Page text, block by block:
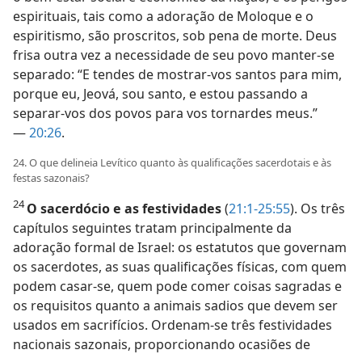
espirituais, tais como a adoração de Moloque e o
espiritismo, são proscritos, sob pena de morte. Deus
frisa outra vez a necessidade de seu povo manter-se
separado: “E tendes de mostrar-vos santos para mim,
porque eu, Jeová, sou santo, e estou passando a
separar-vos dos povos para vos tornardes meus.”
—20:26.
24. O que delineia Levítico quanto às qualificações sacerdotais e às
festas sazonais?
24 O sacerdócio e as festividades(21:1-25:55). Os três
capítulos seguintes tratam principalmente da
adoração formal de Israel: os estatutos que governam
os sacerdotes, as suas qualificações físicas, com quem
podem casar-se, quem pode comer coisas sagradas e
os requisitos quanto a animais sadios que devem ser
usados em sacrifícios. Ordenam-se três festividades
nacionais sazonais, proporcionando ocasiões de